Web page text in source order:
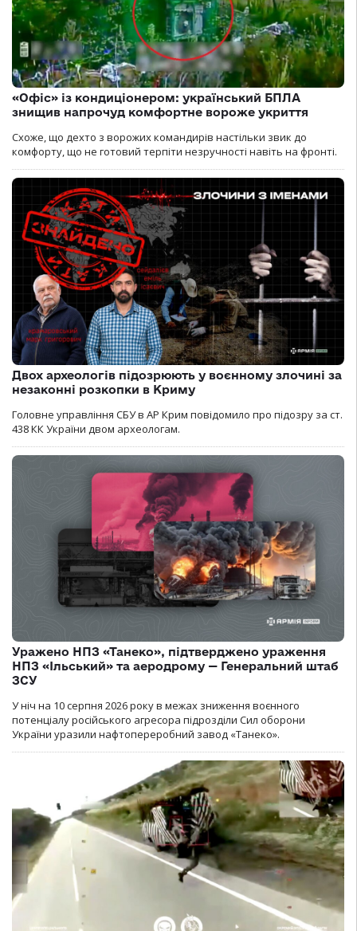
«Офіс» із кондиціонером: український БПЛА
знищив напрочуд комфортне вороже укриття
Схоже, що дехто з ворожих командирів настільки звик до
комфорту, що не готовий терпіти незручності навіть на фронті.
Двох археологів підозрюють у воєнному злочині за
незаконні розкопки в Криму
Головне управління СБУ в АР Крим повідомило про підозру за ст.
438 КК України двом археологам.
Уражено НПЗ «Танеко», підтверджено ураження
НПЗ «Ільський» та аеродрому — Генеральний штаб
ЗСУ
У ніч на 10 серпня 2026 року в межах зниження воєнного
потенціалу російського агресора підрозділи Сил оборони
України уразили нафтопереробний завод «Танеко».